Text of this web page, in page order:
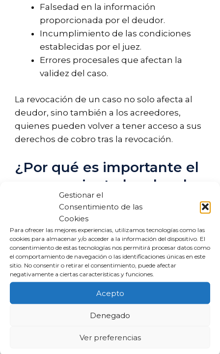
Gestionar el
Consentimiento de las
Cookies
Para ofrecer las mejores experiencias, utilizamos tecnologías como las
cookies para almacenar y/o acceder a la información del dispositivo. El
consentimiento de estas tecnologías nos permitirá procesar datos como
el comportamiento de navegación o las identificaciones únicas en este
sitio. No consentir o retirar el consentimiento, puede afectar
negativamente a ciertas características y funciones.
Acepto
Denegado
Ver preferencias
Falsedad en la información
proporcionada por el deudor.
Incumplimiento de las condiciones
establecidas por el juez.
Errores procesales que afectan la
validez del caso.
La revocación de un caso no solo afecta al
deudor, sino también a los acreedores,
quienes pueden volver a tener acceso a sus
derechos de cobro tras la revocación.
¿Por qué es importante el
asesoramiento legal en la
revocación?
Contar con un abogado especializado en
situaciones de deuda es fundamental para
navegar estos procesos. La asesoría legal
adecuada puede ayudar a:
Identificar las posibilidades de
revocación en un caso específico.
Preparar una defensa efectiva ante la
revocación de la exoneración.